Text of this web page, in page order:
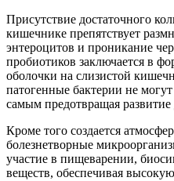
Присутствие достаточного
кишечнике препятствует
энтероцитов и проникание
пробиотиков заключается в
оболочки на слизистой
патогенные бактерии не
самым предотвращая развитие
Кроме того создается
болезнетворные
участие в пищеварении,
веществ, обеспечивая